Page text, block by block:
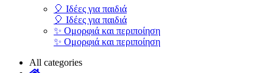
🎈 Ιδέες για παιδιά
🎈 Ιδέες για παιδιά
✨ Ομορφιά και περιποίηση
✨ Ομορφιά και περιποίηση
All categories